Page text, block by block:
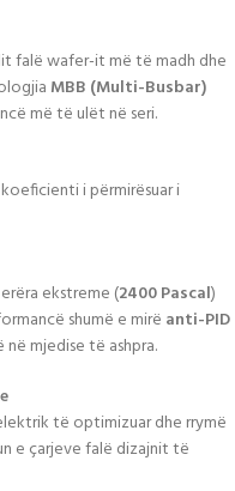
falë wafer-it më të madh dhe
MBB (Multi-Busbar)
më të ulët në seri.
i përmirësuar i
ekstreme (2400 Pascal)
shumë e mirë anti-PID
mjedise të ashpra.
të optimizuar dhe rrymë
e çarjeve falë dizajnit të